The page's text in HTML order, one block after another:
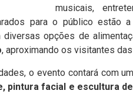
musicais,
para o público estão a
diversas opções de
, aproximando os visitantes
o evento contará com
pintura facial e escultura